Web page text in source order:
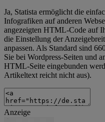
Ja, Statista ermöglicht die
Infografiken auf anderen
angezeigten HTML-Code auf
die Einstellung der
anpassen. Als Standard sind
Sie bei Wordpress-Seiten und
HTML-Seite eingebunden
Artikeltext reicht nicht aus).
Anzeige